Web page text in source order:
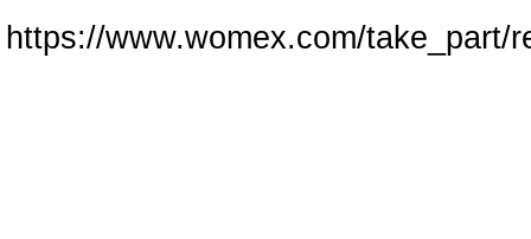
https://www.womex.com/take_part/